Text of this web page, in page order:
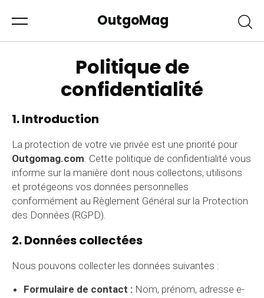
OutgoMag
Politique de
confidentialité
1. Introduction
La protection de votre vie privée est une priorité pour
Outgomag.com. Cette politique de confidentialité vous
informe sur la manière dont nous collectons, utilisons
et protégeons vos données personnelles
conformément au Règlement Général sur la Protection
des Données (RGPD).
2. Données collectées
Nous pouvons collecter les données suivantes :
Formulaire de contact : Nom, prénom, adresse e-